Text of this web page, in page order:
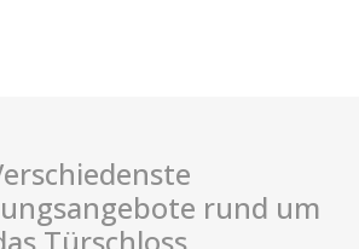
rund um